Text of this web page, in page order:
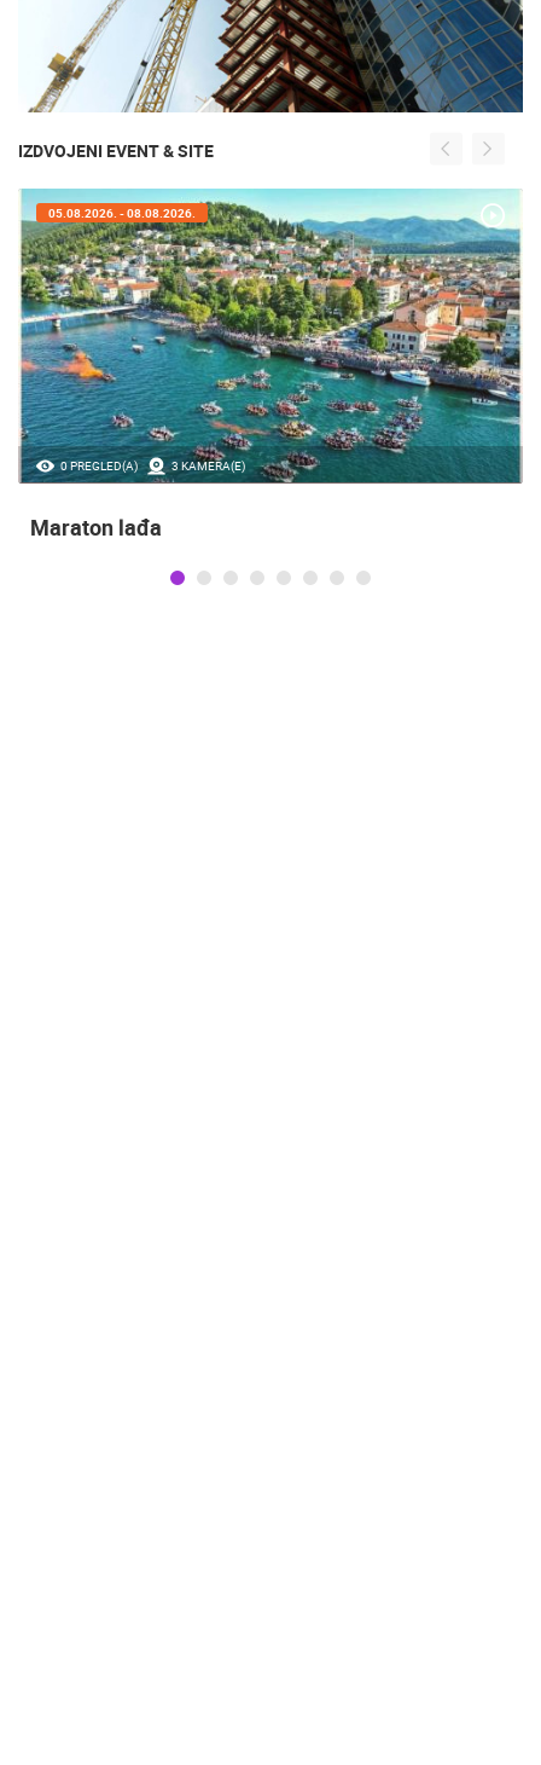
IZDVOJENI EVENT & SITE
35.23M PREGLED(A) 56 KAMERA(E)
05.08.2026. - 05.08.2026.
Obilježavanje Dana pobjede i domovinske